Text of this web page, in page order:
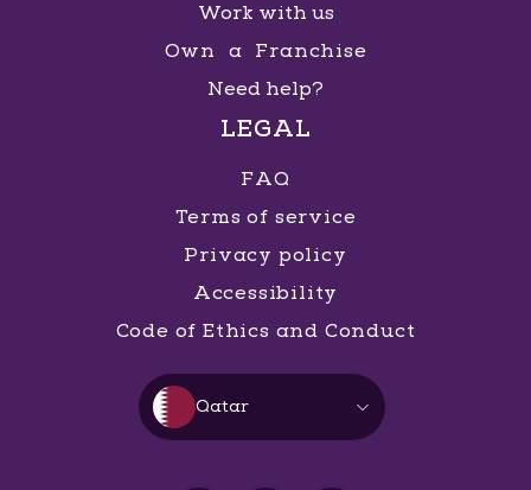
Work with us
Own a Franchise
Need help?
LEGAL
FAQ
Terms of service
Privacy policy
Accessibility
Code of Ethics and Conduct
Qatar